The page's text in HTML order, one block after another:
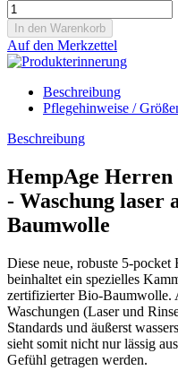
Auf den Merkzettel
Beschreibung
Pflegehinweise /
Beschreibung
HempAge
- Waschung laser
Baumwolle
Diese neue, robuste 5-
beinhaltet ein spezielles
zertifizierter Bio-Baumwolle.
Waschungen (Laser und
Standards und äußerst
sieht somit nicht nur lässig
Gefühl getragen werden.